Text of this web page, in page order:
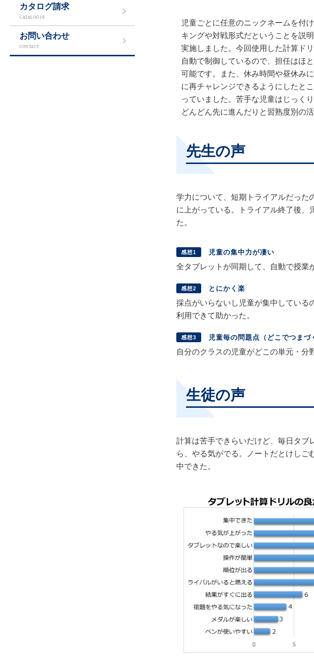
カタログ請求
CATALOGUE
お問い合わせ
CONTACT
児童ごとに任意のニックネームを付
キングや対戦形式だということを説
実施しました。今回使用した計算ド
自動で制御しているので、担任はほ
可能です。また、休み時間や昼休み
に再チャレンジできるようにしたと
っていました。苦手な児童はじっく
どんどん先に進んだりと習熟度別の
先生の声
学力について、短期トライアルだった
に上がっている。トライアル終了後、
た。
感想1 児童の集中力が凄い
全タブレットが同期して、自動で授業
感想2 とにかく楽
採点がいらないし児童が集中している
利用できて助かった。
感想3 児童毎の問題点（どこでつまづ
自分のクラスの児童がどこの単元・分
生徒の声
計算は苦手できらいだけど、毎日タブ
ら、やる気がでる。ノートだとけし
中できた。